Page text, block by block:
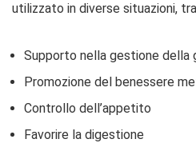
utilizzato in diverse situazioni,
Supporto nella gestione della
Promozione del benessere
Controllo dell’appetito
Favorire la digestione